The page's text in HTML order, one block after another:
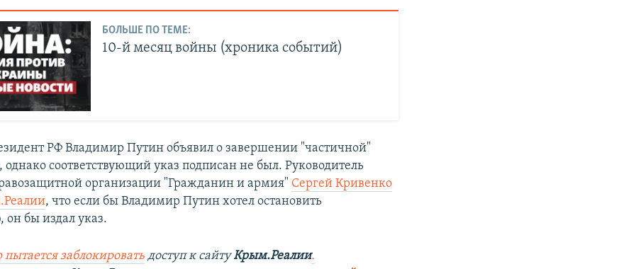
БОЛЬШЕ ПО ТЕМЕ:
10-й месяц войны (хроника событий)
РФ Владимир Путин объявил о завершении "частичной"
соответствующий указ подписан не был. Руководитель
организации "Гражданин и армия" Сергей Кривенко
, что если бы Владимир Путин хотел остановить
бы издал указ.
заблокировать доступ к сайтуКрым.Реалии.